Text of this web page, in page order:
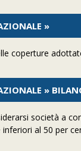
»
coperture
»
società a
al 50 per